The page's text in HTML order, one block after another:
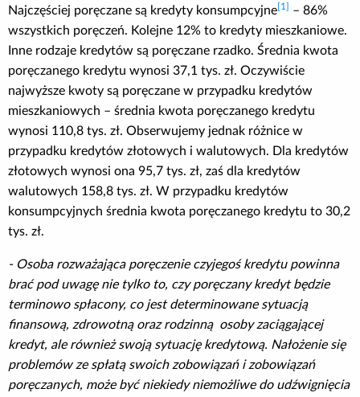
Najczęściej poręczane są kredyty konsumpcyjne[1] – 86%
wszystkich poręczeń. Kolejne 12% to kredyty mieszkaniowe.
Inne rodzaje kredytów są poręczane rzadko. Średnia kwota
poręczanego kredytu wynosi 37,1 tys. zł. Oczywiście
najwyższe kwoty są poręczane w przypadku kredytów
mieszkaniowych – średnia kwota poręczanego kredytu
wynosi 110,8 tys. zł. Obserwujemy jednak różnice w
przypadku kredytów złotowych i walutowych. Dla kredytów
złotowych wynosi ona 95,7 tys. zł, zaś dla kredytów
walutowych 158,8 tys. zł. W przypadku kredytów
konsumpcyjnych średnia kwota poręczanego kredytu to 30,2
tys. zł.
- Osoba rozważająca poręczenie czyjegoś kredytu powinna
brać pod uwagę nie tylko to, czy poręczany kredyt będzie
terminowo spłacony, co jest determinowane sytuacją
finansową, zdrowotną oraz rodzinną osoby zaciągającej
kredyt, ale również swoją sytuację kredytową. Nałożenie się
problemów ze spłatą swoich zobowiązań i zobowiązań
poręczanych, może być niekiedy niemożliwe do udźwignięcia